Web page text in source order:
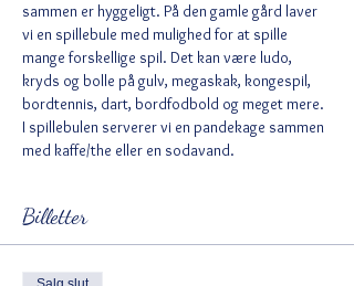
sammen er hyggeligt. På den gamle gård laver
vi en spillebule med mulighed for at spille
mange forskellige spil. Det kan være ludo,
kryds og bolle på gulv, megaskak, kongespil,
bordtennis, dart, bordfodbold og meget mere.
I spillebulen serverer vi en pandekage sammen
med kaffe/the eller en sodavand.
Billetter